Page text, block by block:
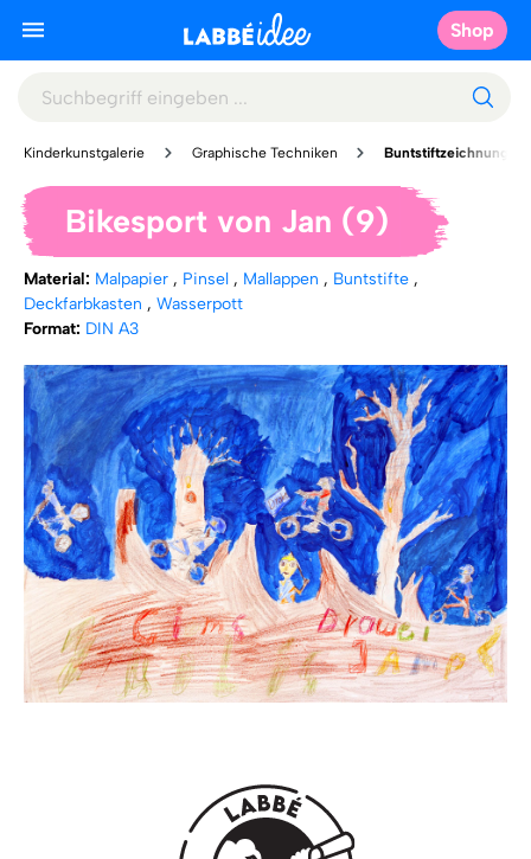
Shop
Kinderkunstgalerie Graphische Techniken Buntstiftzeichnung
Bikesport von Jan (9)
Material: Malpapier , Pinsel , Mallappen , Buntstifte ,
Deckfarbkasten , Wasserpott
Format: DIN A3